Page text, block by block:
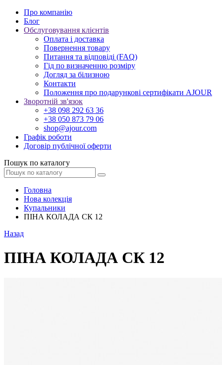
Про компанію
Блог
Обслуговування клієнтів
Оплата і доставка
Повернення товару
Питання та відповіді (FAQ)
Гід по визначенню розміру
Догляд за білизною
Контакти
Положення про подарункові сертифікати AJOUR
Зворотній зв'язок
+38 098 292 63 36
+38 050 873 79 06
shop@ajour.com
Графік роботи
Договір публічної оферти
Пошук по каталогу
Головна
Нова колекція
Купальники
ПІНА КОЛАДА СК 12
Назад
ПІНА КОЛАДА СК 12